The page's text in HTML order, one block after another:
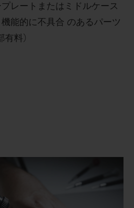
レートまたはミドルケース
能的に不具合 のあるパーツ
有料)
ーツをオリジナルの仕上げ
に応じて交換し、ケースを